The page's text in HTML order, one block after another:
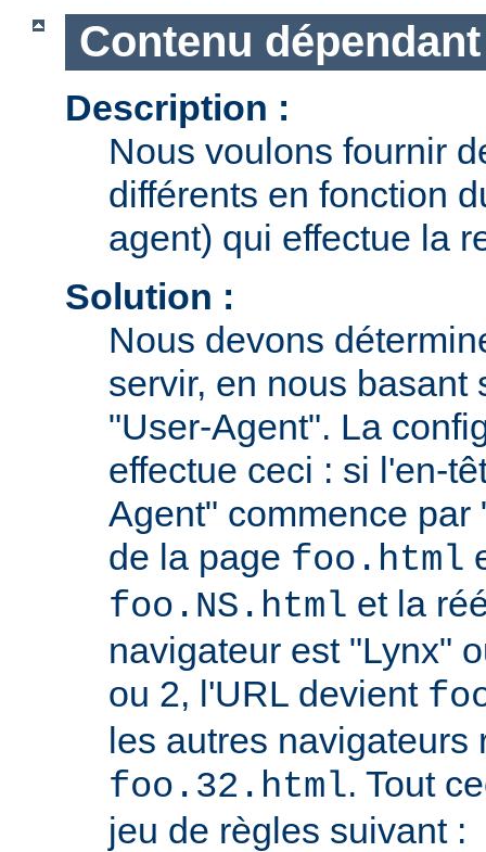
Contenu
Description :
Nous voulons fournir
différents en fonction
agent) qui effectue la
Solution :
Nous devons
servir, en nous basant
"User-Agent". La
effectue ceci : si l'en-
Agent" commence par
de la page foo.html
foo.NS.html et la
navigateur est "Lynx"
ou 2, l'URL devient
les autres navigateurs
foo.32.html. Tout
jeu de règles suivant :